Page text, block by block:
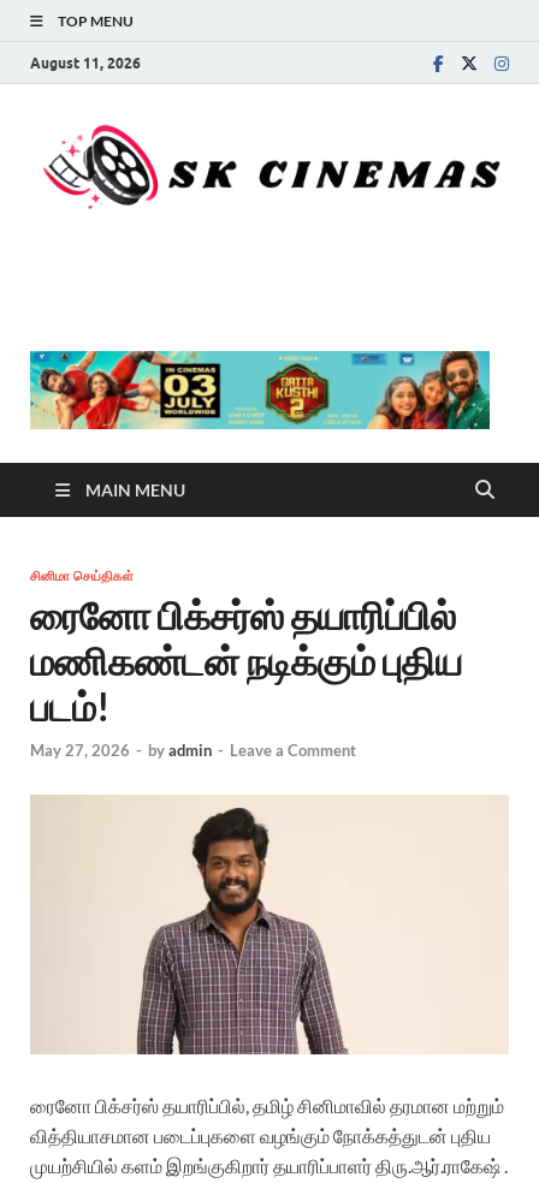
TOP MENU
August 11, 2026
MAIN MENU
சினிமா செய்திகள்
ரைனோ பிக்சர்ஸ் தயாரிப்பில்
மணிகண்டன் நடிக்கும் புதிய
படம்!
May 27, 2026 - byadmin - Leave a Comment
ரைனோ பிக்சர்ஸ் தயாரிப்பில், தமிழ் சினிமாவில் தரமான மற்றும்
வித்தியாசமான படைப்புகளை வழங்கும் நோக்கத்துடன் புதிய
முயற்சியில் களம் இறங்குகிறார் தயாரிப்பாளர் திரு.ஆர்.ராகேஷ் .